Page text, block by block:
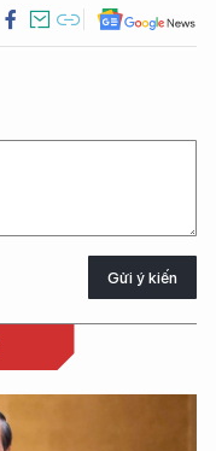
Gửi ý kiến